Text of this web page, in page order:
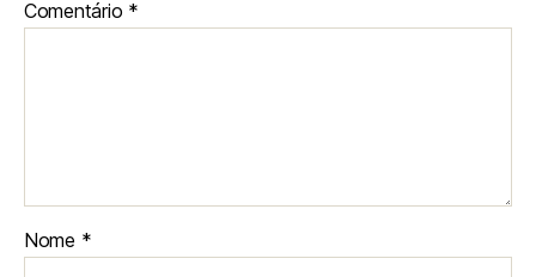
Comentário *
Nome *